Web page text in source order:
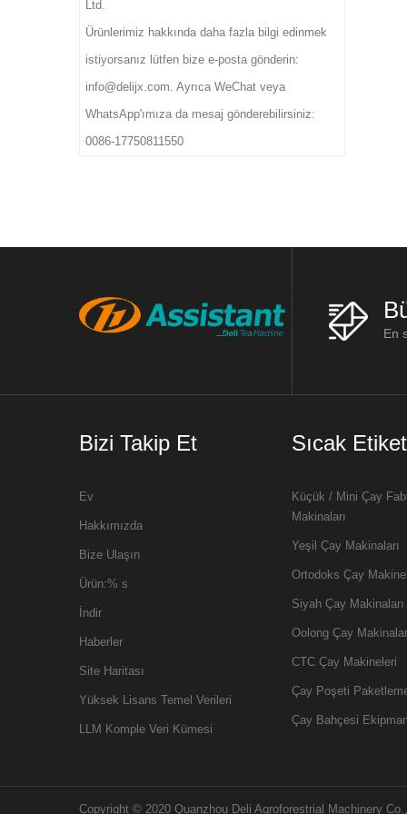
Ltd.
Ürünlerimiz hakkında daha fazla bilgi edinmek
istiyorsanız lütfen bize e-posta gönderin:
info@delijx.com. Ayrıca WeChat veya
WhatsApp'ımıza da mesaj gönderebilirsiniz:
0086-17750811550
En
Bizi Takip Et
Ev
Hakkımızda
Bize Ulaşın
Ürün:% s
İndir
Haberler
Site Haritası
Yüksek Lisans Temel Verileri
LLM Komple Veri Kümesi
Sıcak
Küçük / Mini Çay
Makinaları
Yeşil Çay Makinaları
Ortodoks Çay
Siyah Çay Makinaları
Oolong Çay
CTC Çay Makineleri
Çay Poşeti
Çay Bahçesi
Copyright © 2020 Quanzhou Deli Agroforestrial Machinery Co.,